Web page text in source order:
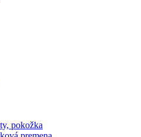
pokožka